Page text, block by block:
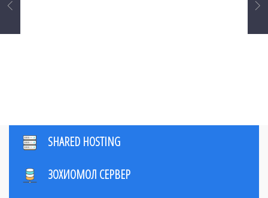
SHARED HOSTING
ЗОХИОМОЛ СЕРВЕР